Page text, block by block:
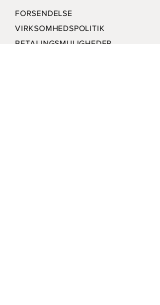
FORSENDELSE
VIRKSOMHEDSPOLITIK
BETALINGSMULIGHEDER